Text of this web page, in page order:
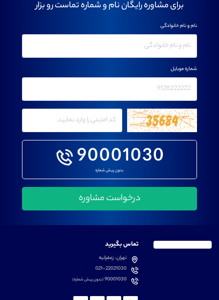
برای مشاوره رایگان نام و شماره تماست رو بزار
90001030
بدون پیش شماره
نام و نام خانوادگی
شماره موبایل
تماس بگیرید
تهران، زعفرانیه
021-22021030
90001030(بدون پیش شماره)